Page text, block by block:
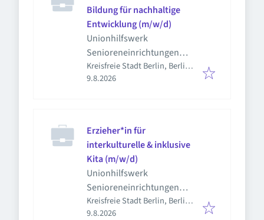
Bildung für nachhaltige
Entwicklung (m/w/d)
Unionhilfswerk
Senioreneinrichtungen
gGmbH
Kreisfreie Stadt Berlin, Berlin,
Deutschland
Veröffentlicht
9.8.2026
Erzieher*in für
interkulturelle & inklusive
Kita (m/w/d)
Unionhilfswerk
Senioreneinrichtungen
gGmbH
Kreisfreie Stadt Berlin, Berlin,
Deutschland
Veröffentlicht
9.8.2026